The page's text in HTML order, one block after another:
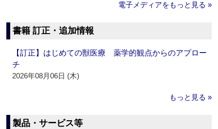
電子メディアをもっと見る »
書籍 訂正・追加情報
【訂正】はじめての獣医療 薬学的観点からのアプロー
チ
2026年08月06日 (木)
もっと見る »
製品・サービス等